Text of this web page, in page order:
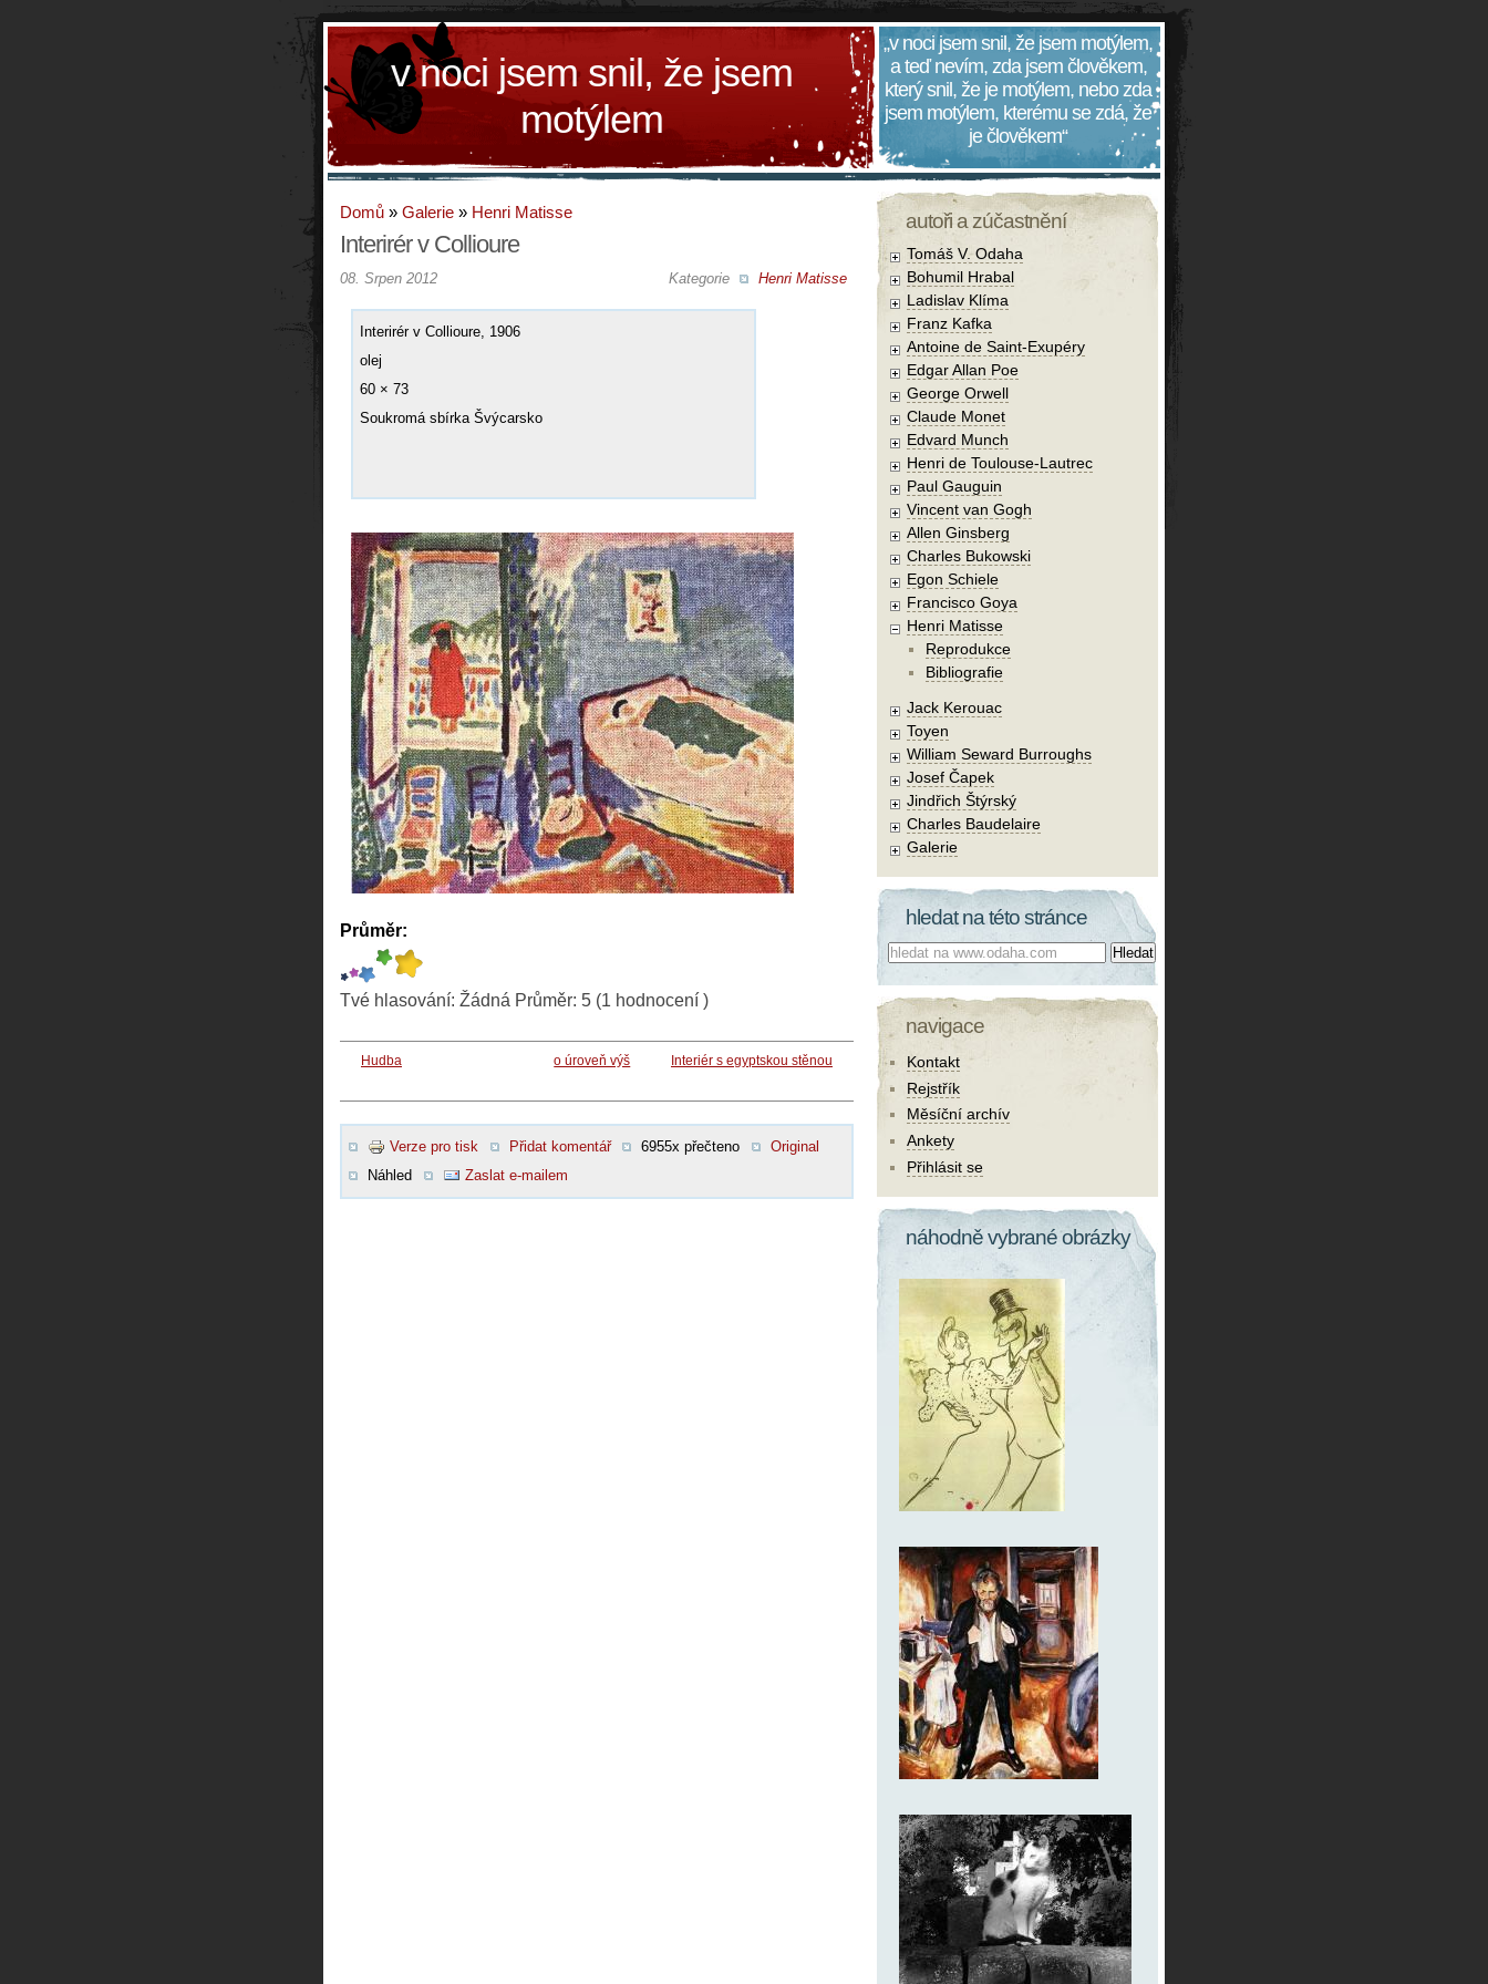
v noci jsem snil, že jsem
motýlem
„v noci jsem snil, že jsem motýlem,
a teď nevím, zda jsem člověkem,
který snil, že je motýlem, nebo zda
jsem motýlem, kterému se zdá, že
je člověkem“
Domů » Galerie » Henri Matisse
Interirér v Collioure
Kategorie Henri Matisse
08. Srpen 2012
Interirér v Collioure, 1906
olej
60 × 73
Soukromá sbírka Švýcarsko
Průměr:
Tvé hlasování: Žádná Průměr: 5 (1 hodnocení )
Hudba o úroveň výš Interiér s egyptskou stěnou
Verze pro tisk Přidat komentář 6955x přečteno
Original
Náhled
Zaslat e-mailem
autoři a zúčastnění
Tomáš V. Odaha
Bohumil Hrabal
Ladislav Klíma
Franz Kafka
Antoine de Saint-Exupéry
Edgar Allan Poe
George Orwell
Claude Monet
Edvard Munch
Henri de Toulouse-Lautrec
Paul Gauguin
Vincent van Gogh
Allen Ginsberg
Charles Bukowski
Egon Schiele
Francisco Goya
Henri Matisse
Reprodukce
Bibliografie
Jack Kerouac
Toyen
William Seward Burroughs
Josef Čapek
Jindřich Štýrský
Charles Baudelaire
Galerie
hledat na této stránce
Co hledat:
navigace
Kontakt
Rejstřík
Měsíční archív
Ankety
Přihlásit se
náhodně vybrané obrázky